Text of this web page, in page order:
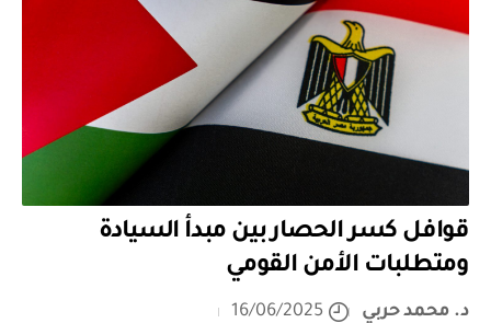
قوافل كسر الحصار بين مبدأ السيادة
ومتطلبات الأمن القومي
د. محمد حربي
16/06/2025